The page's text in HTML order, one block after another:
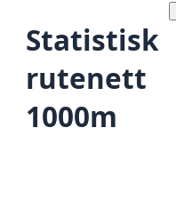
Statistisk
rutenett
1000m